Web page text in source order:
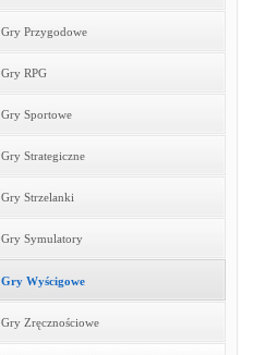
Gry Przygodowe
Gry RPG
Gry Sportowe
Gry Strategiczne
Gry Strzelanki
Gry Symulatory
Gry Wyścigowe
Gry Zręcznościowe